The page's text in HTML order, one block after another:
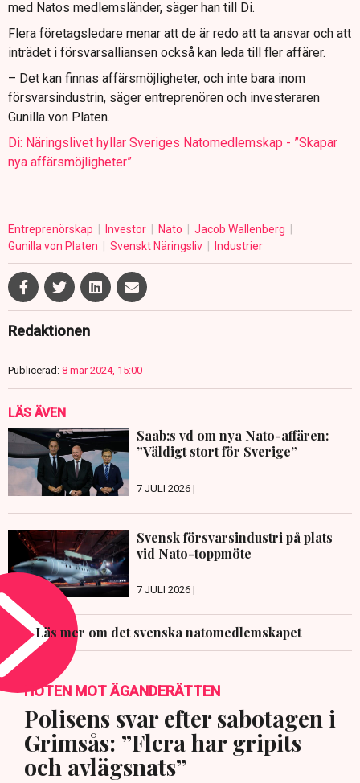
med Natos medlemsländer, säger han till Di.
Flera företagsledare menar att de är redo att ta ansvar och att
inträdet i försvarsalliansen också kan leda till fler affärer.
– Det kan finnas affärsmöjligheter, och inte bara inom
försvarsindustrin, säger entreprenören och investeraren
Gunilla von Platen.
Di: Näringslivet hyllar Sveriges Natomedlemskap - ”Skapar
nya affärsmöjligheter”
Entreprenörskap Investor Nato
Jacob Wallenberg
Gunilla von Platen
Svenskt Näringsliv Industrier
Redaktionen
Publicerad: 8 mar 2024, 15:00
LÄS ÄVEN
Saab:s vd om nya Nato-affären:
”Väldigt stort för Sverige”
7 JULI 2026 |
Svensk försvarsindustri på plats
vid Nato-toppmöte
7 JULI 2026 |
Läs mer om det svenska natomedlemskapet
HOTEN MOT ÄGANDERÄTTEN
Polisens svar efter sabotagen i
Grimsås: ”Flera har gripits
och avlägsnats”